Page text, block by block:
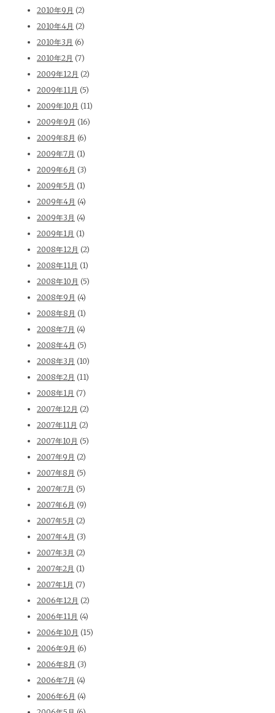
2010年9月 (2)
2010年4月 (2)
2010年3月 (6)
2010年2月 (7)
2009年12月 (2)
2009年11月 (5)
2009年10月 (11)
2009年9月 (16)
2009年8月 (6)
2009年7月 (1)
2009年6月 (3)
2009年5月 (1)
2009年4月 (4)
2009年3月 (4)
2009年1月 (1)
2008年12月 (2)
2008年11月 (1)
2008年10月 (5)
2008年9月 (4)
2008年8月 (1)
2008年7月 (4)
2008年4月 (5)
2008年3月 (10)
2008年2月 (11)
2008年1月 (7)
2007年12月 (2)
2007年11月 (2)
2007年10月 (5)
2007年9月 (2)
2007年8月 (5)
2007年7月 (5)
2007年6月 (9)
2007年5月 (2)
2007年4月 (3)
2007年3月 (2)
2007年2月 (1)
2007年1月 (7)
2006年12月 (2)
2006年11月 (4)
2006年10月 (15)
2006年9月 (6)
2006年8月 (3)
2006年7月 (4)
2006年6月 (4)